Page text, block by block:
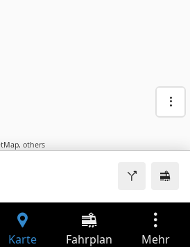
, others
Karte Fahrplan Mehr